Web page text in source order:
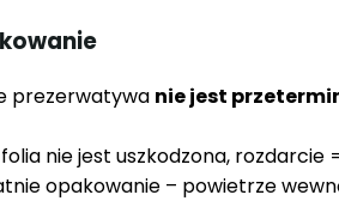
prezerwatywa nie jest
nie jest uszkodzona, rozdarcie
opakowanie – powietrze